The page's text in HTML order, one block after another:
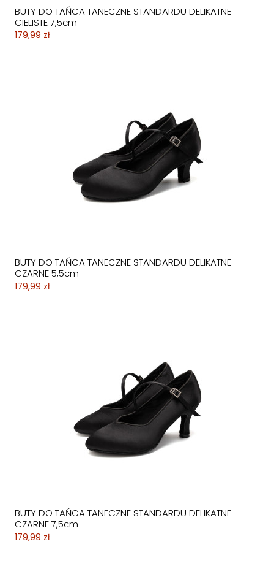
BUTY DO TAŃCA TANECZNE STANDARDU DELIKATNE
CIELISTE 7,5cm
179,99 zł
BUTY DO TAŃCA TANECZNE STANDARDU DELIKATNE
CZARNE 5,5cm
179,99 zł
BUTY DO TAŃCA TANECZNE STANDARDU DELIKATNE
CZARNE 7,5cm
179,99 zł